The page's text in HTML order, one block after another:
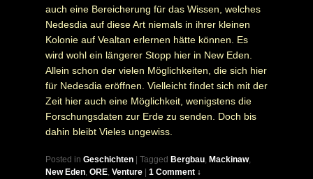
auch eine Bereicherung für das Wissen, welches
Nedesdia auf diese Art niemals in ihrer kleinen
Kolonie auf Vealtan erlernen hätte können. Es
wird wohl ein längerer Stopp hier in New Eden.
Allein schon der vielen Möglichkeiten, die sich hier
für Nedesdia eröffnen. Vielleicht findet sich mit der
Zeit hier auch eine Möglichkeit, wenigstens die
Forschungsdaten zur Erde zu senden. Doch bis
dahin bleibt Vieles ungewiss.
Posted in Geschichten | Tagged Bergbau Mackinaw,
New Eden ORE Venture | 1 Comment ↓